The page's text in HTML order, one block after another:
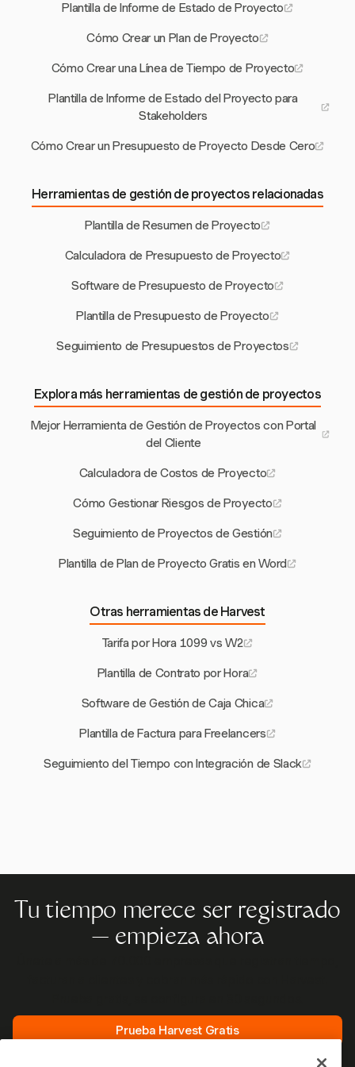
Plantilla de Informe de Estado de Proyecto
Cómo Crear un Plan de Proyecto
Cómo Crear una Línea de Tiempo de Proyecto
Plantilla de Informe de Estado del Proyecto para
Stakeholders
Cómo Crear un Presupuesto de Proyecto Desde Cero
Herramientas de gestión de proyectos relacionadas
Plantilla de Resumen de Proyecto
Calculadora de Presupuesto de Proyecto
Software de Presupuesto de Proyecto
Plantilla de Presupuesto de Proyecto
Seguimiento de Presupuestos de Proyectos
Explora más herramientas de gestión de proyectos
Mejor Herramienta de Gestión de Proyectos con Portal
del Cliente
Calculadora de Costos de Proyecto
Cómo Gestionar Riesgos de Proyecto
Seguimiento de Proyectos de Gestión
Plantilla de Plan de Proyecto Gratis en Word
Otras herramientas de Harvest
Tarifa por Hora 1099 vs W2
Plantilla de Contrato por Hora
Software de Gestión de Caja Chica
Plantilla de Factura para Freelancers
Seguimiento del Tiempo con Integración de Slack
Tu tiempo merece ser registrado
— empieza ahora
Prueba Harvest Gratis